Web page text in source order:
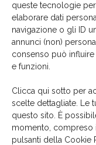
queste tecnologie
elaborare dati
navigazione o gli ID
annunci (non)
consenso può influire
e funzioni.
Clicca qui sotto per
scelte dettagliate. Le
questo sito. È
momento, compreso
pulsanti della Cookie
Facebook
Articoli correlati